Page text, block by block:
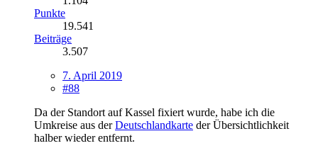
Punkte
19.541
Beiträge
3.507
7. April 2019
#88
Da der Standort auf Kassel fixiert wurde, habe ich die
Umkreise aus derDeutschlandkarte der Übersichtlichkeit
halber wieder entfernt.